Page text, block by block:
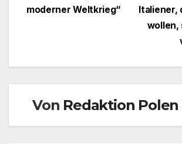
Italiener,
wollen,
moderner Weltkrieg“
Von Redaktion Polen